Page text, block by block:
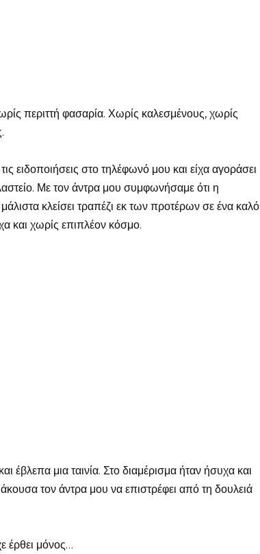
περιττή φασαρία. Χωρίς καλεσμένους, χωρίς
ειδοποιήσεις στο τηλέφωνό μου και είχα αγοράσει
Με τον άντρα μου συμφωνήσαμε ότι η
κλείσει τραπέζι εκ των προτέρων σε ένα καλό
και χωρίς επιπλέον κόσμο.
μια ταινία. Στο διαμέρισμα ήταν ήσυχα και
τον άντρα μου να επιστρέφει από τη δουλειά
έρθει μόνος…